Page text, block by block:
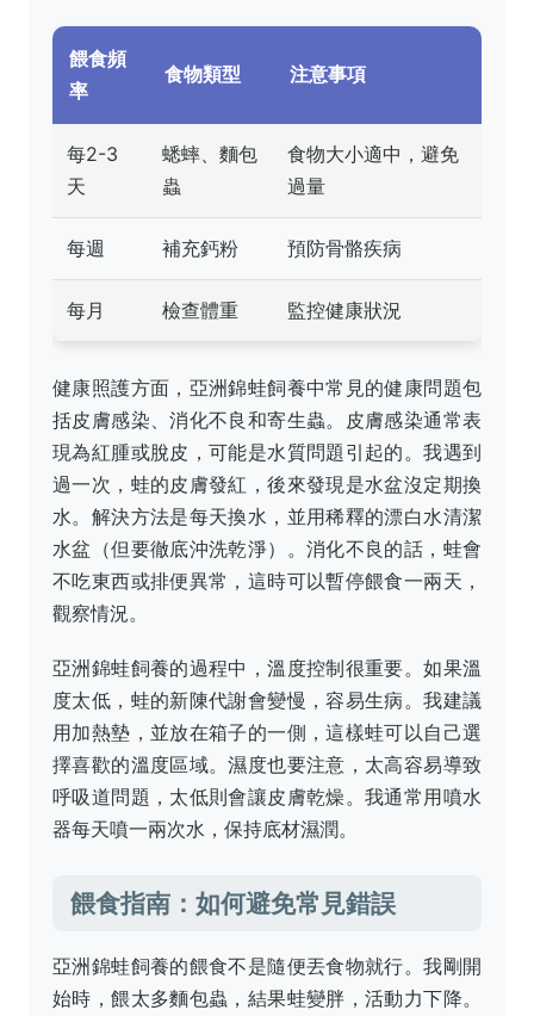
餵食頻
率
食物類型 注意事項
每2-3
天
蟋蟀、麵包
蟲
食物大小適中，避免
過量
每週 補充鈣粉 預防骨骼疾病
每月 檢查體重 監控健康狀況
健康照護方面，亞洲錦蛙飼養中常見的健康問題包
括皮膚感染、消化不良和寄生蟲。皮膚感染通常表
現為紅腫或脫皮，可能是水質問題引起的。我遇到
過一次，蛙的皮膚發紅，後來發現是水盆沒定期換
水。解決方法是每天換水，並用稀釋的漂白水清潔
水盆（但要徹底沖洗乾淨）。消化不良的話，蛙會
不吃東西或排便異常，這時可以暫停餵食一兩天，
觀察情況。
亞洲錦蛙飼養的過程中，溫度控制很重要。如果溫
度太低，蛙的新陳代謝會變慢，容易生病。我建議
用加熱墊，並放在箱子的一側，這樣蛙可以自己選
擇喜歡的溫度區域。濕度也要注意，太高容易導致
呼吸道問題，太低則會讓皮膚乾燥。我通常用噴水
器每天噴一兩次水，保持底材濕潤。
餵食指南：如何避免常見錯誤
亞洲錦蛙飼養的餵食不是隨便丟食物就行。我剛開
始時，餵太多麵包蟲，結果蛙變胖，活動力下降。